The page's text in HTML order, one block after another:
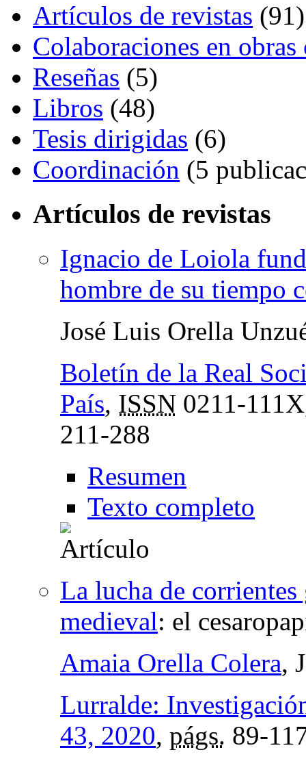
Artículos de revistas (91)
Colaboraciones en
Reseñas (5)
Libros (48)
Tesis dirigidas (6)
Coordinación (5
Artículos de revistas
Ignacio de Loiola
hombre de su tiempo
José Luis Orella
Boletín de la Real
País, ISSN 0211-
211-288
Resumen
Texto completo
La lucha de
medieval: el
Amaia Orella Colera,
Lurralde:
43, 2020, págs. 89-